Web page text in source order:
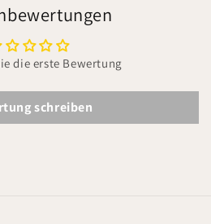
die erste Bewertung
schreiben